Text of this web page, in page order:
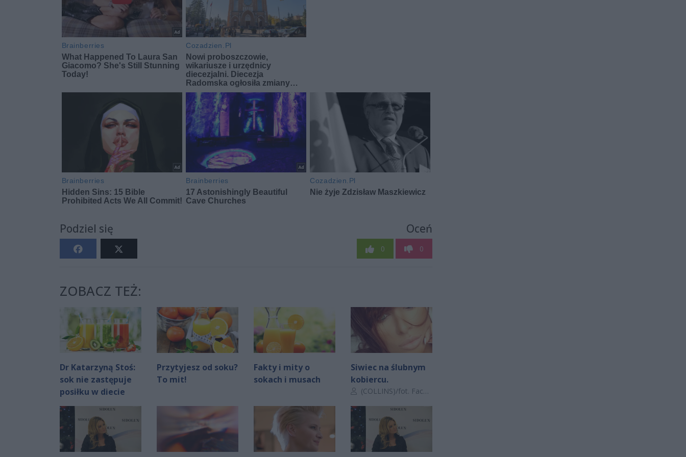
Podziel się Oceń
0 0
ZOBACZ TEŻ:
Dr Katarzyną Stoś:
sok nie zastępuje
posiłku w diecie
Przytyjesz od soku?
To mit!
Fakty i mity o
sokach i musach
Siwiec na ślubnym
kobiercu.
Autor artykułu:
(COLLINS)/fot. Facebook